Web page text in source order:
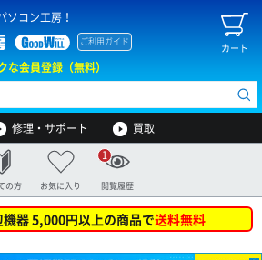
ソコン工房！
カート
ご利用ガイド
な会員登録（無料）
修理・サポート 買取
の方 お気に入り 閲覧履歴
1
器 5,000円以上の商品で送料無料